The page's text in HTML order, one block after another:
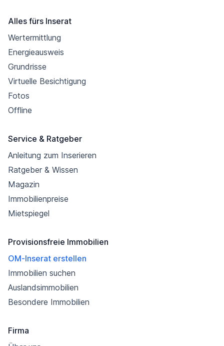
Alles fürs Inserat
Wertermittlung
Energieausweis
Grundrisse
Virtuelle Besichtigung
Fotos
Offline
Service & Ratgeber
Anleitung zum Inserieren
Ratgeber & Wissen
Magazin
Immobilienpreise
Mietspiegel
Provisionsfreie Immobilien
OM-Inserat erstellen
Immobilien suchen
Auslandsimmobilien
Besondere Immobilien
Firma